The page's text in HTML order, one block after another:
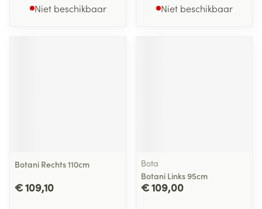
Niet beschikbaar Niet beschikbaar
Botani Rechts 110cm
€ 109,10
Bota
Botani Links 95cm
€ 109,00